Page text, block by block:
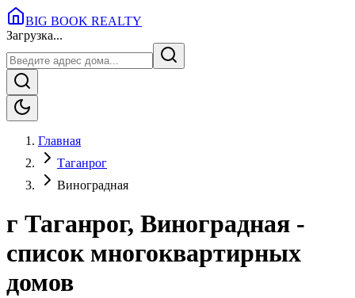
BIG BOOK REALTY
Загрузка...
Главная
Таганрог
Виноградная
г Таганрог, Виноградная -
список многоквартирных
домов